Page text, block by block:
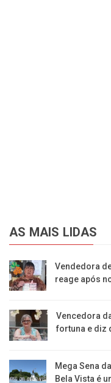
AS MAIS LIDAS
Vendedora
reage após
Vencedora
fortuna e diz
Mega Sena
Bela Vista é